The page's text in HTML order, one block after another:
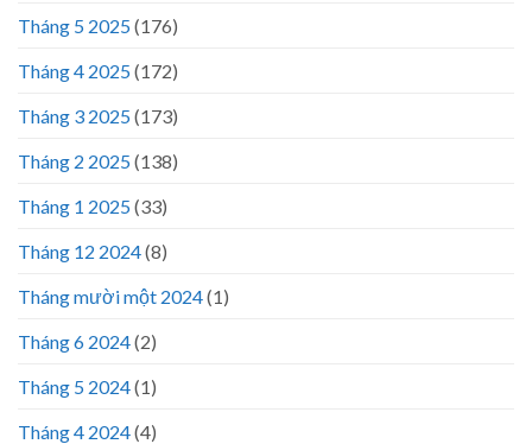
Tháng 5 2025(176)
Tháng 4 2025(172)
Tháng 3 2025(173)
Tháng 2 2025(138)
Tháng 1 2025(33)
Tháng 12 2024(8)
Tháng mười một 2024(1)
Tháng 6 2024(2)
Tháng 5 2024(1)
Tháng 4 2024(4)